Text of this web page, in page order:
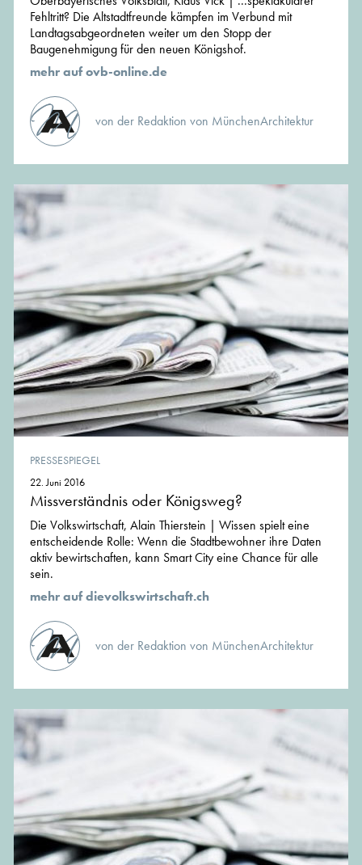
Fehltritt? Die Altstadtfreunde kämpfen im Verbund mit
Landtagsabgeordneten weiter um den Stopp der
Baugenehmigung für den neuen Königshof.
mehr auf ovb-online.de
von der Redaktion von MünchenArchitektur
PRESSESPIEGEL
22. Juni 2016
Missverständnis oder Königsweg?
Die Volkswirtschaft, Alain Thierstein | Wissen spielt eine
entscheidende Rolle: Wenn die Stadtbewohner ihre Daten
aktiv bewirtschaften, kann Smart City eine Chance für alle
sein.
mehr auf dievolkswirtschaft.ch
von der Redaktion von MünchenArchitektur